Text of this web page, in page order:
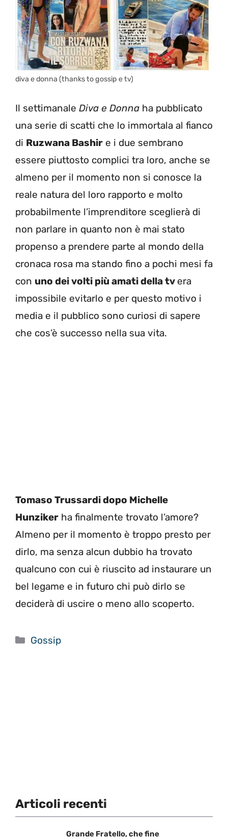
diva e donna (thanks to gossip e tv)
Il settimanale Diva e Donna ha pubblicato
una serie di scatti che lo immortala al fianco
di Ruzwana Bashir e i due sembrano
essere piuttosto complici tra loro, anche se
almeno per il momento non si conosce la
reale natura del loro rapporto e molto
probabilmente l’imprenditore sceglierà di
non parlare in quanto non è mai stato
propenso a prendere parte al mondo della
cronaca rosa ma stando fino a pochi mesi fa
con uno dei volti più amati della tv era
impossibile evitarlo e per questo motivo i
media e il pubblico sono curiosi di sapere
che cos’è successo nella sua vita.
Tomaso Trussardi dopo Michelle
Hunziker ha finalmente trovato l’amore?
Almeno per il momento è troppo presto per
dirlo, ma senza alcun dubbio ha trovato
qualcuno con cui è riuscito ad instaurare un
bel legame e in futuro chi può dirlo se
deciderà di uscire o meno allo scoperto.
Categorie
Gossip
Articoli recenti
Grande Fratello, che fine